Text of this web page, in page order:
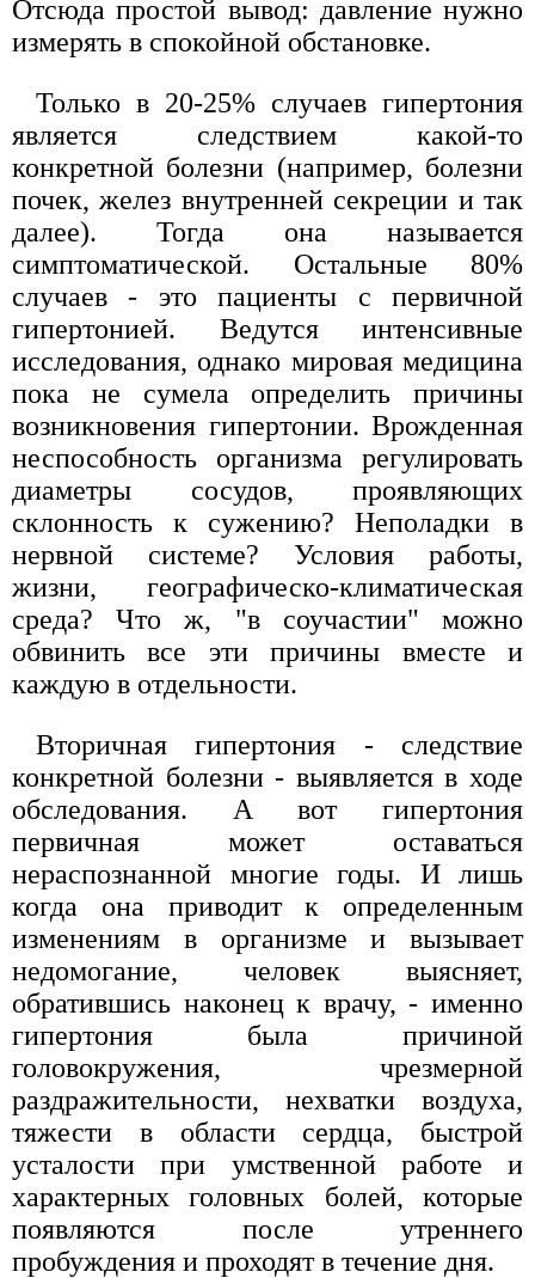
Отсюда простой вывод: давление нужно
измерять в спокойной обстановке.
Только в 20-25% случаев гипертония
является следствием какой-то
конкретной болезни (например, болезни
почек, желез внутренней секреции и так
далее). Тогда она называется
симптоматической. Остальные 80%
случаев - это пациенты с первичной
гипертонией. Ведутся интенсивные
исследования, однако мировая медицина
пока не сумела определить причины
возникновения гипертонии. Врожденная
неспособность организма регулировать
диаметры сосудов, проявляющих
склонность к сужению? Неполадки в
нервной системе? Условия работы,
жизни, географическо-климатическая
среда? Что ж, "в соучастии" можно
обвинить все эти причины вместе и
каждую в отдельности.
Вторичная гипертония - следствие
конкретной болезни - выявляется в ходе
обследования. А вот гипертония
первичная может оставаться
нераспознанной многие годы. И лишь
когда она приводит к определенным
изменениям в организме и вызывает
недомогание, человек выясняет,
обратившись наконец к врачу, - именно
гипертония была причиной
головокружения, чрезмерной
раздражительности, нехватки воздуха,
тяжести в области сердца, быстрой
усталости при умственной работе и
характерных головных болей, которые
появляются после утреннего
пробуждения и проходят в течение дня.